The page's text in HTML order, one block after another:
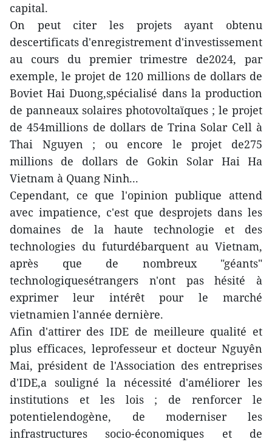
capital.
On peut citer les projets ayant obtenu
descertificats d'enregistrement d'investissement
au cours du premier trimestre de2024, par
exemple, le projet de 120 millions de dollars de
Boviet Hai Duong,spécialisé dans la production
de panneaux solaires photovoltaïques ; le projet
de 454millions de dollars de Trina Solar Cell à
Thai Nguyen ; ou encore le projet de275
millions de dollars de Gokin Solar Hai Ha
Vietnam à Quang Ninh...
Cependant, ce que l'opinion publique attend
avec impatience, c'est que desprojets dans les
domaines de la haute technologie et des
technologies du futurdébarquent au Vietnam,
après que de nombreux "géants"
technologiquesétrangers n'ont pas hésité à
exprimer leur intérêt pour le marché
vietnamien l'année dernière.
Afin d'attirer des IDE de meilleure qualité et
plus efficaces, leprofesseur et docteur Nguyên
Mai, président de l'Association des entreprises
d'IDE,a souligné la nécessité d'améliorer les
institutions et les lois ; de renforcer le
potentielendogène, de moderniser les
infrastructures socio-économiques et de